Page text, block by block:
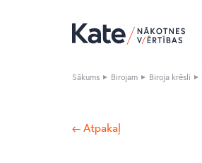
Sākums Birojam Biroja krēsli
← Atpakaļ